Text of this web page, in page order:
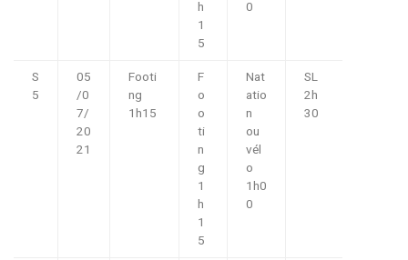
h
1
5
0
S
5
05
/0
7/
20
21
Footi
ng
1h15
F
o
o
ti
n
g
1
h
1
5
Nat
atio
n
ou
vél
o
1h0
0
SL
2h
30